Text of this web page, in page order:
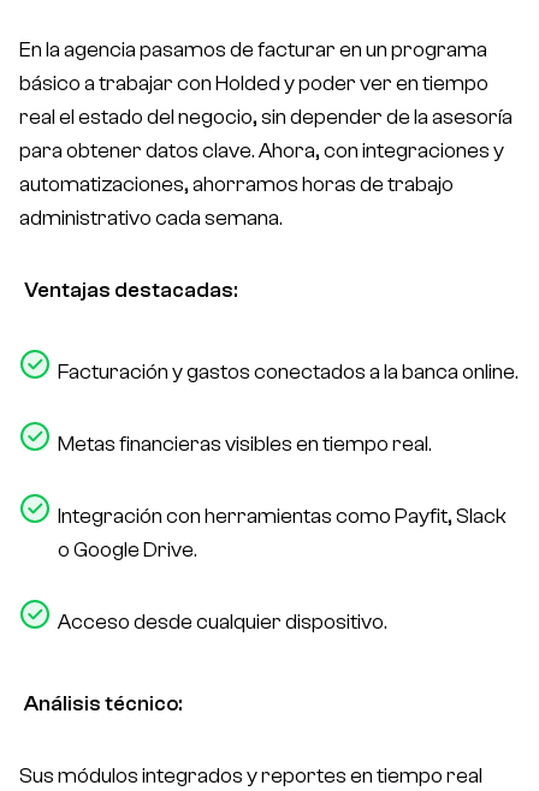
En la agencia pasamos de facturar en un programa
básico a trabajar con Holded y poder ver en tiempo
real el estado del negocio, sin depender de la asesoría
para obtener datos clave. Ahora, con integraciones y
automatizaciones, ahorramos horas de trabajo
administrativo cada semana.
Ventajas destacadas:
Facturación y gastos conectados a la banca online.
Metas financieras visibles en tiempo real.
Integración con herramientas como Payfit, Slack
o Google Drive.
Acceso desde cualquier dispositivo.
Análisis técnico:
Sus módulos integrados y reportes en tiempo real